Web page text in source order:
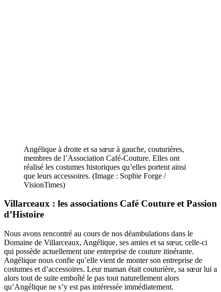
Angélique à droite et sa sœur à gauche, couturières,
membres de l’Association Café-Couture. Elles ont
réalisé les costumes historiques qu’elles portent ainsi
que leurs accessoires. (Image : Sophie Forge /
VisionTimes)
Villarceaux : les associations Café Couture et Passion
d’Histoire
Nous avons rencontré au cours de nos déambulations dans le
Domaine de Villarceaux, Angélique, ses amies et sa sœur, celle-ci
qui possède actuellement une entreprise de couture itinérante.
Angélique nous confie qu’elle vient de monter son entreprise de
costumes et d’accessoires. Leur maman était couturière, sa sœur lui a
alors tout de suite emboîté le pas tout naturellement alors
qu’Angélique ne s’y est pas intéressée immédiatement.